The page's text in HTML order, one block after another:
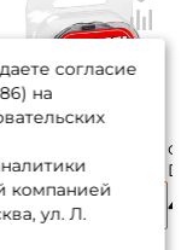
Sunline Siglon
Fluoro 10м 0.165мм
Clear
460 ₽
согласие
на
компанией
ул. Л.